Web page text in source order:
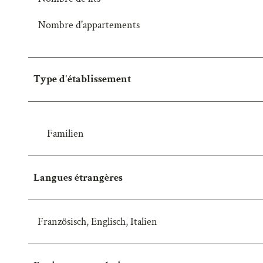
Nombre d'appartements
Type d'établissement
Familien
Langues étrangères
Französisch, Englisch, Italien